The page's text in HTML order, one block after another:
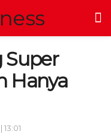
Super
Hanya